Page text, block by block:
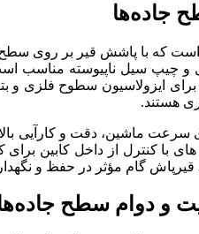
جاده‌ها
که با پاشش قیر بر روی سطح
و چیپ سیل ناپیوسته مناسب
ایزولاسیون سطوح فلزی و
هستند.
ماشین، دقت و کارآیی
با کنترل از داخل کابین
قیرپاش گام مؤثر در حفظ و
و دوام سطح